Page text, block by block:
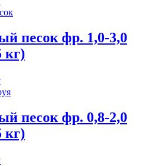
песок фр. 1,0-3,0
кг)
песок фр. 0,8-2,0
кг)